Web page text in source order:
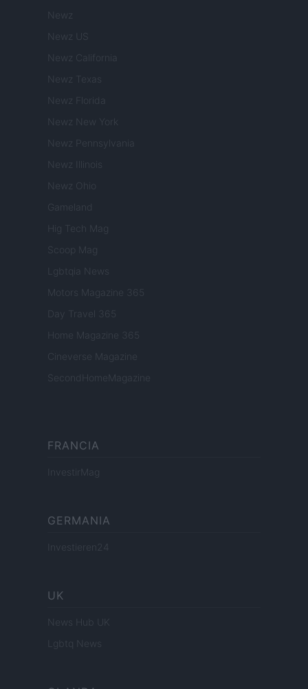
Newz
Newz US
Newz California
Newz Texas
Newz Florida
Newz New York
Newz Pennsylvania
Newz Illinois
Newz Ohio
Gameland
Hig Tech Mag
Scoop Mag
Lgbtqia News
Motors Magazine 365
Day Travel 365
Home Magazine 365
Cineverse Magazine
SecondHomeMagazine
FRANCIA
InvestirMag
GERMANIA
Investieren24
UK
News Hub UK
Lgbtq News